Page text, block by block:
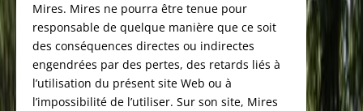
Mires. Mires ne pourra être tenue pour
responsable de quelque manière que ce soit
des conséquences directes ou indirectes
engendrées par des pertes, des retards liés à
l’utilisation du présent site Web ou à
l’impossibilité de l’utiliser. Sur son site, Mires